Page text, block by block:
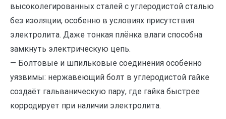
высоколегированных сталей с углеродистой сталью
без изоляции, особенно в условиях присутствия
электролита. Даже тонкая плёнка влаги способна
замкнуть электрическую цепь.
— Болтовые и шпильковые соединения особенно
уязвимы: нержавеющий болт в углеродистой гайке
создаёт гальваническую пару, где гайка быстрее
корродирует при наличии электролита.